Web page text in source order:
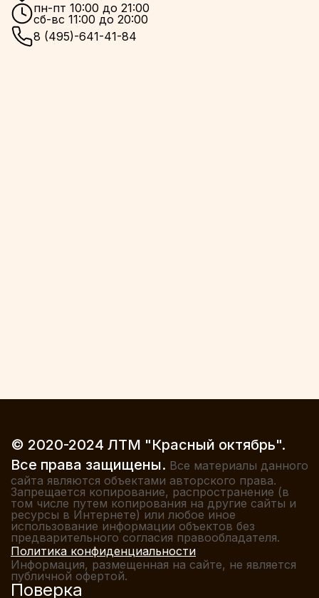
пн-пт 10:00 до 21:00
сб-вс 11:00 до 20:00
8 (495)-641-41-84
© 2020-2024 ЛТМ "Красный октябрь".
Все права защищены. Все материалы данного
сайта являются объектами авторского права.
Запрещается копирование, распространение (в
том числе путем копирования на другие сайты и
ресурсы в Интернете) или любое иное
использование информации объектов без
предварительного согласия правообладателя.
Политика конфиденциальности
Информация, размещенная на сайте, не является
публичной офертой.
Поверка